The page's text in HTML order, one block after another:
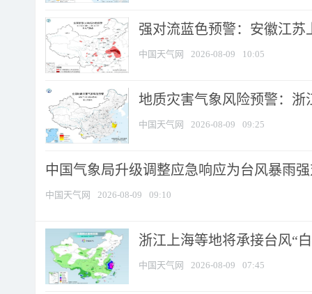
强对流蓝色预警：安徽江苏
中国天气网 2026-08-09 10:05
地质灾害气象风险预警：浙
中国天气网 2026-08-09 09:25
中国气象局升级调整应急响应为台风暴雨
中国天气网 2026-08-09 09:10
浙江上海等地将承接台风“
中国天气网 2026-08-09 07:45